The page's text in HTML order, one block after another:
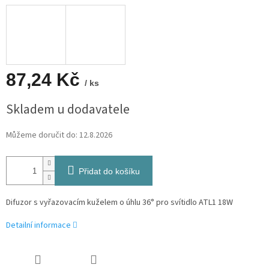
87,24 Kč / ks
cena:
Skladem u dodavatele
Můžeme doručit do: 12.8.2026
Přidat do košíku
Difuzor s vyřazovacím kuželem o úhlu 36° pro svítidlo ATL1 18W
Detailní informace